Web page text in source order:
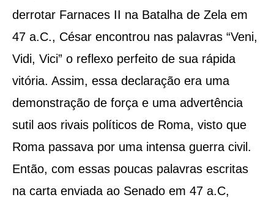
derrotar Farnaces II na Batalha de Zela em
47 a.C., César encontrou nas palavras “Veni,
Vidi, Vici” o reflexo perfeito de sua rápida
vitória. Assim, essa declaração era uma
demonstração de força e uma advertência
sutil aos rivais políticos de Roma, visto que
Roma passava por uma intensa guerra civil.
Então, com essas poucas palavras escritas
na carta enviada ao Senado em 47 a.C,